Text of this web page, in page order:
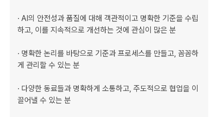
· AI의 안전성과 품질에 대해 객관적이고 명확한 기준을 수립
하고, 이를 지속적으로 개선하는 것에 관심이 많은 분
· 명확한 논리를 바탕으로 기준과 프로세스를 만들고, 꼼꼼하
게 관리할 수 있는 분
· 다양한 동료들과 명확하게 소통하고, 주도적으로 협업을 이
끌어낼 수 있는 분